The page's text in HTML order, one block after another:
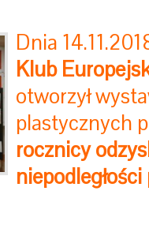
Dnia
Klub
otworzył
plastycznych
rocznicy